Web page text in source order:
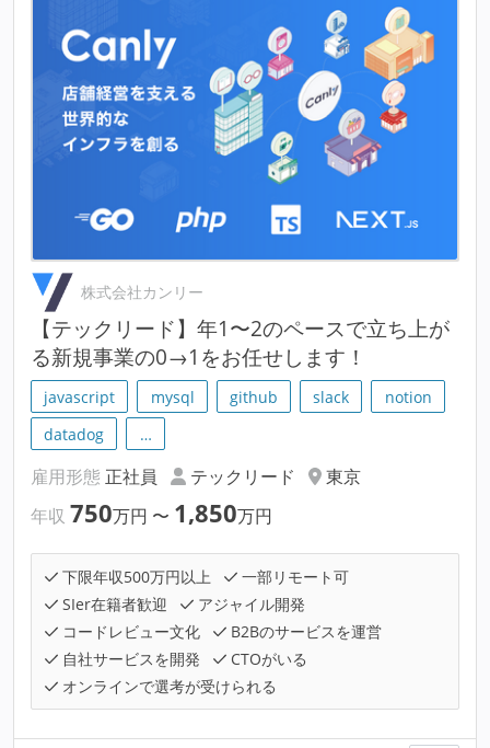
株式会社カンリー
【テックリード】年1〜2のペースで立ち上が
る新規事業の0→1をお任せします！
javascript mysql github slack
notion
datadog
…
雇用形態 正社員 テックリード
東京
年収 750万円 〜 1,850万円
下限年収500万円以上
一部リモート可
SIer在籍者歓迎
アジャイル開発
コードレビュー文化
B2Bのサービスを運営
自社サービスを開発
CTOがいる
オンラインで選考が受けられる